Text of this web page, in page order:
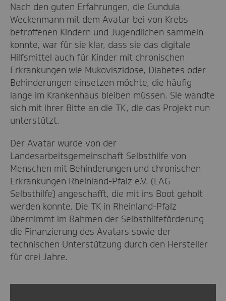
Nach den guten Erfahrungen, die Gundula
Weckenmann mit dem Avatar bei von Krebs
betroffenen Kindern und Jugendlichen sammeln
konnte, war für sie klar, dass sie das digitale
Hilfsmittel auch für Kinder mit chronischen
Erkrankungen wie Mukoviszidose, Diabetes oder
Behinderungen einsetzen möchte, die häufig
lange im Krankenhaus bleiben müssen. Sie wandte
sich mit ihrer Bitte an die TK, die das Projekt nun
unterstützt.
Der Avatar wurde von der
Landesarbeitsgemeinschaft Selbsthilfe von
Menschen mit Behinderungen und chronischen
Erkrankungen Rheinland-Pfalz e.V. (LAG
Selbsthilfe) angeschafft, die mit ins Boot geholt
werden konnte. Die TK in Rheinland-Pfalz
übernimmt im Rahmen der Selbsthilfeförderung
die Finanzierung des Avatars sowie der
technischen Unterstützung durch den Hersteller
für drei Jahre.